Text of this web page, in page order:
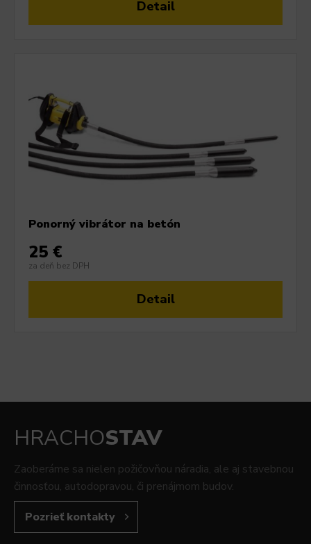
Detail
Ponorný vibrátor na betón
25 €
za deň bez DPH
Detail
HRACHOSTAV
Zaoberáme sa nielen požičovňou náradia, ale aj stavebnou
činnosťou, autodopravou, či prenájmom budov.
Pozrieť kontakty